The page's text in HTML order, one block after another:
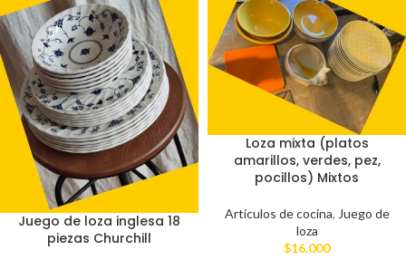
Juego de loza inglesa 18
piezas Churchill
Loza mixta (platos
amarillos, verdes, pez,
pocillos) Mixtos
Artículos de cocina, Juego de
loza
$16.000